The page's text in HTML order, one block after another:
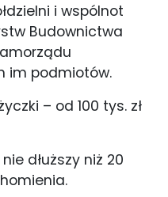
i wspólnot
Budownictwa
im podmiotów.
– od 100 tys. zł
dłuższy niż 20